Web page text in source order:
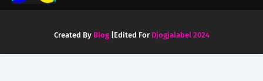
Created By Blog|Edited For Djogjalabel 2024